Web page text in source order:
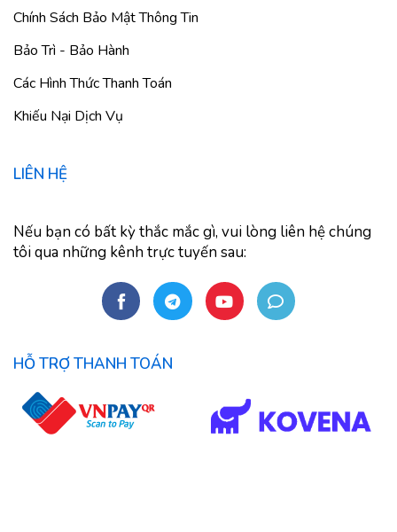
Chính Sách Bảo Mật Thông Tin
Bảo Trì - Bảo Hành
Các Hình Thức Thanh Toán
Khiếu Nại Dịch Vụ
LIÊN HỆ
Nếu bạn có bất kỳ thắc mắc gì, vui lòng liên hệ chúng
tôi qua những kênh trực tuyến sau:
HỖ TRỢ THANH TOÁN